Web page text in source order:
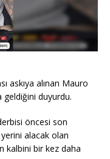
askıya alınan Mauro
geldiğini duyurdu.
öncesi son
alacak olan
kalbini bir kez daha